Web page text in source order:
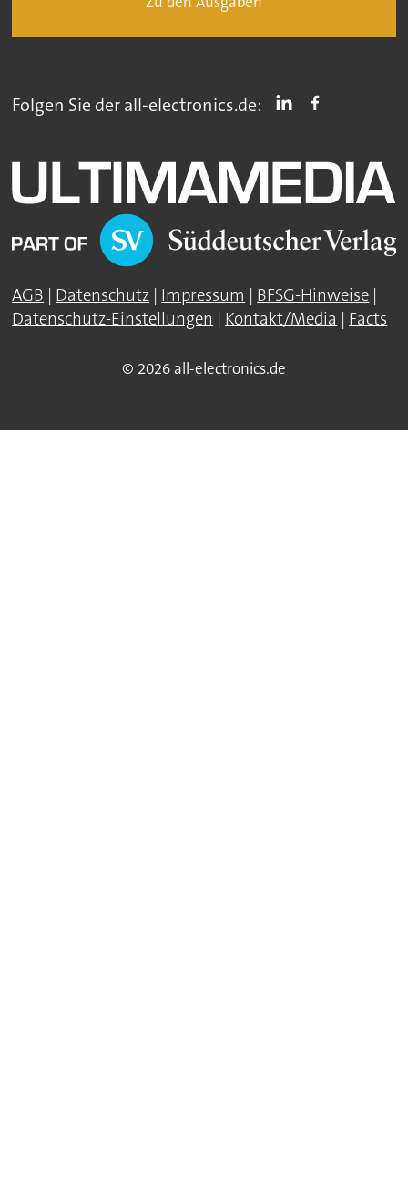
Folgen Sie der all-electronics.de:
AGB | Datenschutz | Impressum | BFSG-Hinweise |
Datenschutz-Einstellungen | Kontakt/Media | Facts
© 2026 all-electronics.de